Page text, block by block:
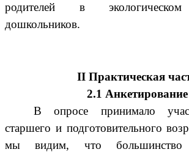
родителей в экологическом
дошкольников.
II Практическая
2.1 Анкетирование
В опросе принимало
старшего и подготовительного
мы видим, что большинство